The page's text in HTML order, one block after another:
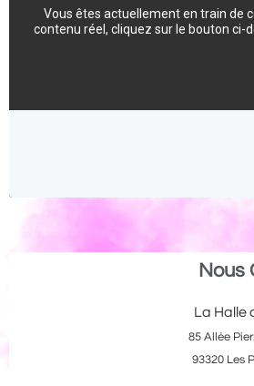
Vous êtes actuellement en train de
contenu réel, cliquez sur le bouton ci-
Nous
La Halle
85 Allée
93320 Les